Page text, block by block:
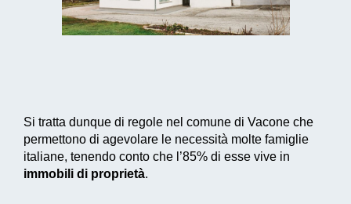
Si tratta dunque di regole nel comune di Vacone che
permettono di agevolare le necessità molte famiglie
italiane, tenendo conto che l’85% di esse vive in
immobili di proprietà.